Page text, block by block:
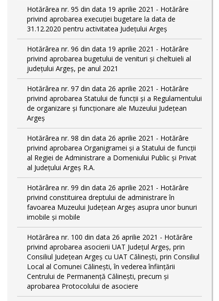
Hotărârea nr. 95 din data 19 aprilie 2021 - Hotărâre
privind aprobarea execuției bugetare la data de
31.12.2020 pentru activitatea Județului Argeș
Hotărârea nr. 96 din data 19 aprilie 2021 - Hotărâre
privind aprobarea bugetului de venituri și cheltuieli al
județului Argeș, pe anul 2021
Hotărârea nr. 97 din data 26 aprilie 2021 - Hotărâre
privind aprobarea Statului de funcții și a Regulamentului
de organizare și funcționare ale Muzeului Județean
Argeș
Hotărârea nr. 98 din data 26 aprilie 2021 - Hotărâre
privind aprobarea Organigramei și a Statului de funcţii
al Regiei de Administrare a Domeniului Public şi Privat
al Judeţului Argeş R.A.
Hotărârea nr. 99 din data 26 aprilie 2021 - Hotărâre
privind constituirea dreptului de administrare în
favoarea Muzeului Județean Argeș asupra unor bunuri
imobile și mobile
Hotărârea nr. 100 din data 26 aprilie 2021 - Hotărâre
privind aprobarea asocierii UAT Județul Argeș, prin
Consiliul Județean Argeș cu UAT Călinești, prin Consiliul
Local al Comunei Călinești, în vederea înființării
Centrului de Permanență Călinești, precum și
aprobarea Protocolului de asociere